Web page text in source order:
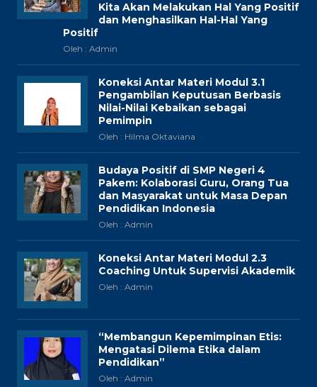
Kita Akan Melakukan Hal Yang Positif
dan Menghasilkan Hal-Hal Yang
Positif
Oleh : Admin
Koneksi Antar Materi Modul 3.1
Pengambilan Keputusan Berbasis
Nilai-Nilai Kebaikan sebagai
Pemimpin
Oleh : Hilma Oktaviana
Budaya Positif di SMP Negeri 4
Pakem: Kolaborasi Guru, Orang Tua
dan Masyarakat untuk Masa Depan
Pendidikan Indonesia
Oleh : Admin
Koneksi Antar Materi Modul 2.3
Coaching Untuk Supervisi Akademik
Oleh : Admin
“Membangun Kepemimpinan Etis:
Mengatasi Dilema Etika dalam
Pendidikan”
Oleh : Admin